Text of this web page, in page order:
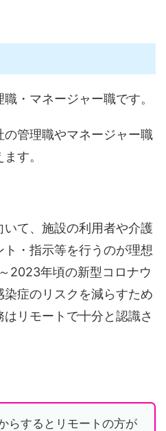
・マネージャー職です。
管理職やマネージャー職
す。
て、施設の利用者や介護
・指示等を行うのが理想
2023年頃の新型コロナウ
症のリスクを減らすため
リモートで十分と認識さ
らするとリモートの方が